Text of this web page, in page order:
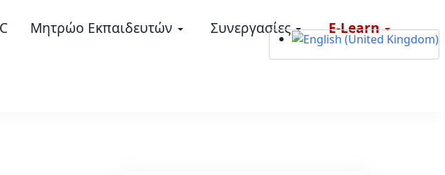
Μητρώο Εκπαιδευτών Συνεργασίες E-Learn